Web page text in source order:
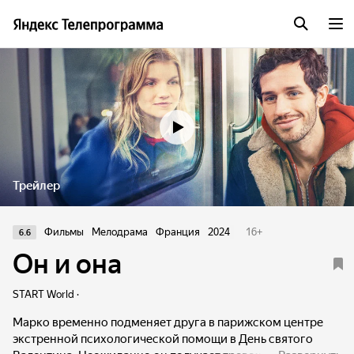
Трейлер
6.6 Фильмы Мелодрама Франция 2024 16+
Он и она
START World ·
Марко временно подменяет друга в парижском центре
экстренной психологической помощи в День святого